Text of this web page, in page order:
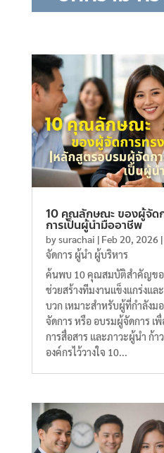
10 คุณลักษณะ ของผู้จัด
การเป็นผู้นำมืออาชีพ
bysurachai | Feb 20, 2026 |
จัดการ ผู้นำ ผู้บริหาร
ค้นพบ 10 คุณสมบัติสำคัญขอ
ช่วยสร้างทีมงานแข็งแกร่งแล
บวก เหมาะสำหรับผู้ที่กำลังม
จัดการ หรือ อบรมผู้จัดการ
การสื่อสาร และภาวะผู้นำ ก้
องค์กรไว้วางใจ 10...